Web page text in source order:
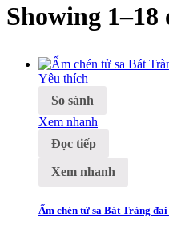
Showing 1–18
Yêu thích
So sánh
Xem nhanh
Đọc tiếp
Xem nhanh
Ấm chén tử sa Bát Tràng đai